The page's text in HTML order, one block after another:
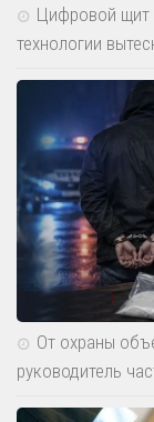
Цифровой щит
технологии
От охраны
руководитель